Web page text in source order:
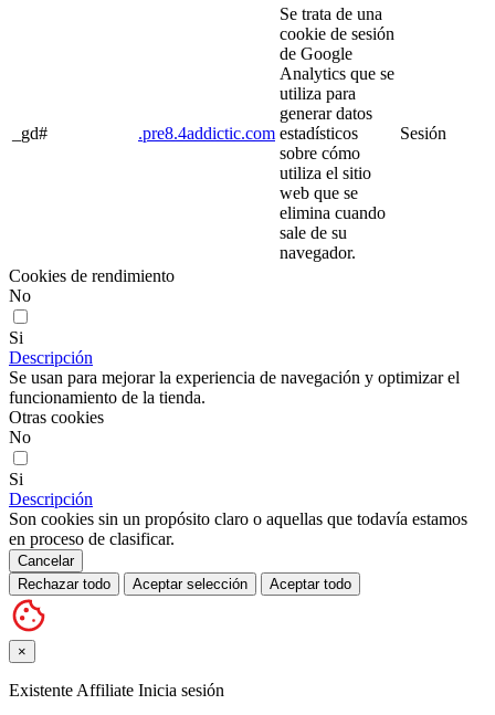
_gd# .pre8.4addictic.com
Se trata de una
cookie de sesión
de Google
Analytics que se
utiliza para
generar datos
estadísticos
sobre cómo
utiliza el sitio
web que se
elimina cuando
sale de su
navegador.
Sesión
Cookies de rendimiento
No
Si
Descripción
Se usan para mejorar la experiencia de navegación y optimizar el
funcionamiento de la tienda.
Otras cookies
No
Si
Descripción
Son cookies sin un propósito claro o aquellas que todavía estamos
en proceso de clasificar.
Cancelar
Rechazar todo
Aceptar selección Aceptar todo
×
Existente Affiliate Inicia sesión